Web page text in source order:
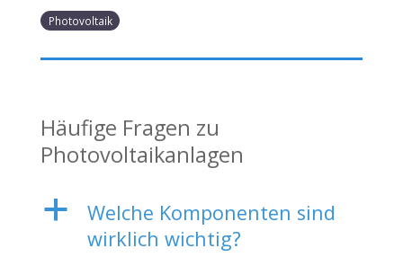
Photovoltaik
Häufige Fragen zu
Photovoltaikanlagen
a
Welche Komponenten sind
wirklich wichtig?